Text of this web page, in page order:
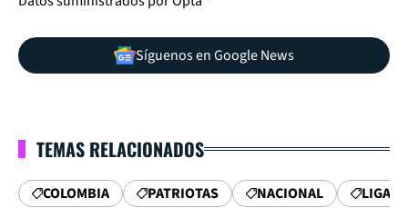
Síguenos en Google News
TEMAS RELACIONADOS
COLOMBIA PATRIOTAS NACIONAL LIGA